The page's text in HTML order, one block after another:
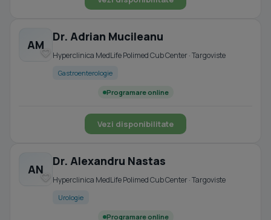
AM
Dr. Adrian Mucileanu
Hyperclinica MedLife Polimed Cub Center · Targoviste
Gastroenterologie
Programare online
Vezi disponibilitate
AN
Dr. Alexandru Nastas
Hyperclinica MedLife Polimed Cub Center · Targoviste
Urologie
Programare online